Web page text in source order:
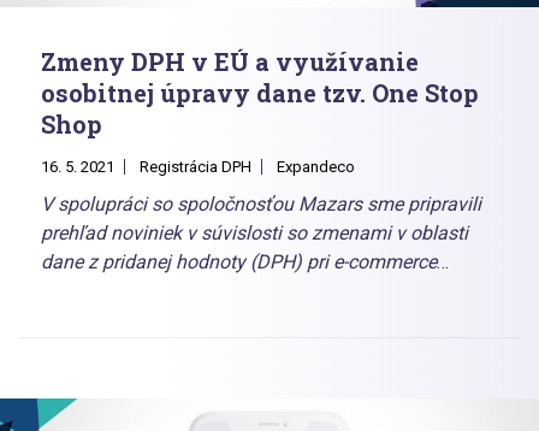
Zmeny DPH v EÚ a využívanie
osobitnej úpravy dane tzv. One Stop
Shop
16. 5. 2021 Registrácia DPH Expandeco
V spolupráci so spoločnosťou Mazars sme pripravili
prehľad noviniek v súvislosti so zmenami v oblasti
dane z pridanej hodnoty (DPH) pri e-commerce